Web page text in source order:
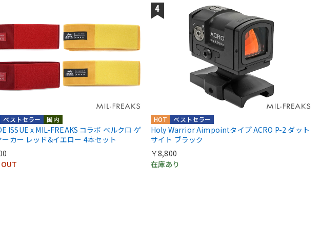
国内
ベストセラー
ISSUE x MIL-FREAKS コラボ ベルクロ ゲ
ーカー レッド&イエロー 4本セット
ベストセラー
HOT
Holy Warrior Aimpointタイプ ACRO P-2 ダット
サイト ブラック
￥8,800
在庫あり